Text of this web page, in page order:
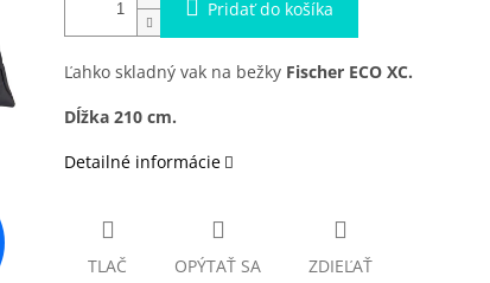
Pridať do košíka
Ľahko skladný vak na bežky Fischer ECO XC.
Dĺžka 210 cm.
Detailné informácie
TLAČ OPÝTAŤ SA ZDIEĽAŤ